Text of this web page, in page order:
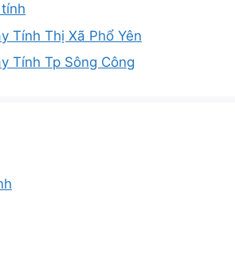
Tính Thị Xã Phổ Yên
Tính Tp Sông Công